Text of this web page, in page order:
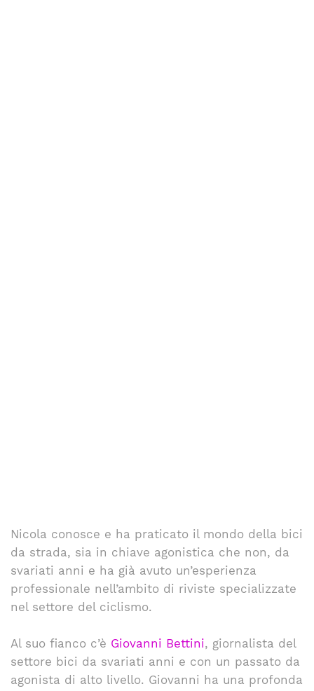
Nicola conosce e ha praticato il mondo della bici
da strada, sia in chiave agonistica che non, da
svariati anni e ha già avuto un’esperienza
professionale nell’ambito di riviste specializzate
nel settore del ciclismo.
Al suo fianco c’è Giovanni Bettini, giornalista del
settore bici da svariati anni e con un passato da
agonista di alto livello. Giovanni ha una profonda